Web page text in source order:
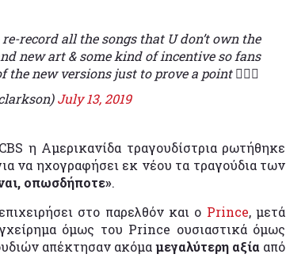
record all the songs that U don’t own the
new art & some kind of incentive so fans
new versions just to prove a point 💁🏼‍♀️
July 13, 2019
η Αμερικανίδα τραγουδίστρια ρωτήθηκε
να ηχογραφήσει εκ νέου τα τραγούδια των
οπωσδήποτε».
στο παρελθόν και ο Prince, μετά
όμως του Prince ουσιαστικά όμως
απέκτησαν ακόμαμεγαλύτερη αξία από